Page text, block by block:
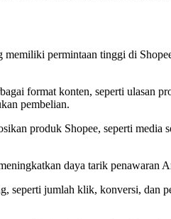
permintaan tinggi di
format konten, seperti ulasan
pembelian.
produk Shopee, seperti
daya tarik penawaran
seperti jumlah klik, konversi, dan